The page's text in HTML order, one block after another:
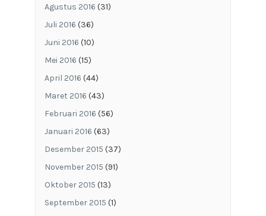
Agustus 2016 (31)
Juli 2016 (36)
Juni 2016 (10)
Mei 2016 (15)
April 2016 (44)
Maret 2016 (43)
Februari 2016 (56)
Januari 2016 (63)
Desember 2015 (37)
November 2015 (91)
Oktober 2015 (13)
September 2015 (1)